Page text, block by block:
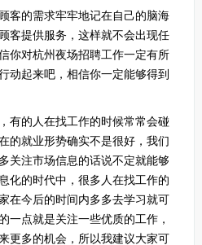
的需求牢牢地记在自己的脑海
客提供服务，这样就不会出现任
你对杭州夜场招聘工作一定有所
动起来吧，相信你一定能够得到
的人在找工作的时候常常会碰
的就业形势确实不是很好，我们
关注市场信息的话说不定就能够
化的时代中，很多人在找工作的
在今后的时间内多多去学习就可
一点就是关注一些优质的工作，
更多的机会，所以我建议大家可